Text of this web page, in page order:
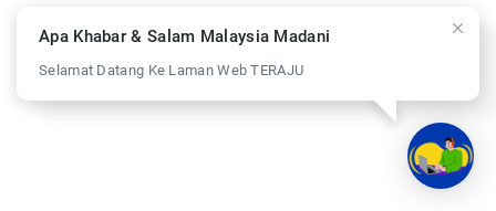
Apa Khabar & Salam Malaysia Madani
Selamat Datang Ke Laman Web TERAJU